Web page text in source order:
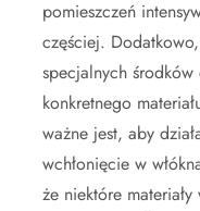
pomieszczeń
częściej.
specjalnych
konkretnego
ważne jest, aby
wchłonięcie w
że niektóre